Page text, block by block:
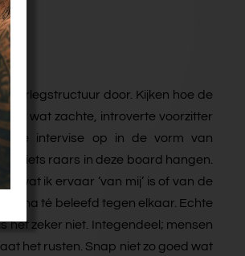
door. Kijken hoe de
wat zachte, introverte voorzitter
intervise op in de vorm van
er iets raars in deze board hangen.
wat ik ervaar ‘van mij’ is of van de
bijna té beleefd tegen elkaar. Echte
zeker niet. Integendeel; mensen
het rusten. Snap niet zo goed wat